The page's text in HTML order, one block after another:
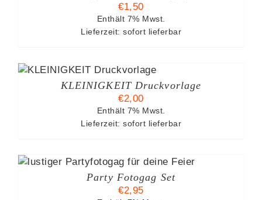
€1,50
Enthält 7% Mwst.
Lieferzeit: sofort lieferbar
KLEINIGKEIT Druckvorlage
€2,00
Enthält 7% Mwst.
Lieferzeit: sofort lieferbar
Party Fotogag Set
€2,95